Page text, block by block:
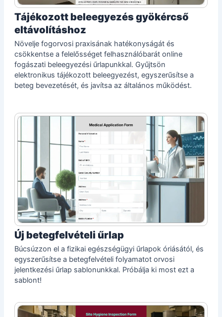
Tájékozott beleegyezés gyökércső
eltávolításhoz
Növelje fogorvosi praxisának hatékonyságát és
csökkentse a felelősséget felhasználóbarát online
fogászati beleegyezési űrlapunkkal. Gyűjtsön
elektronikus tájékozott beleegyezést, egyszerűsítse a
beteg bevezetését, és javítsa az általános működést.
Új betegfelvételi űrlap
Búcsúzzon el a fizikai egészségügyi űrlapok óriásától, és
egyszerűsítse a betegfelvételi folyamatot orvosi
jelentkezési űrlap sablonunkkal. Próbálja ki most ezt a
sablont!